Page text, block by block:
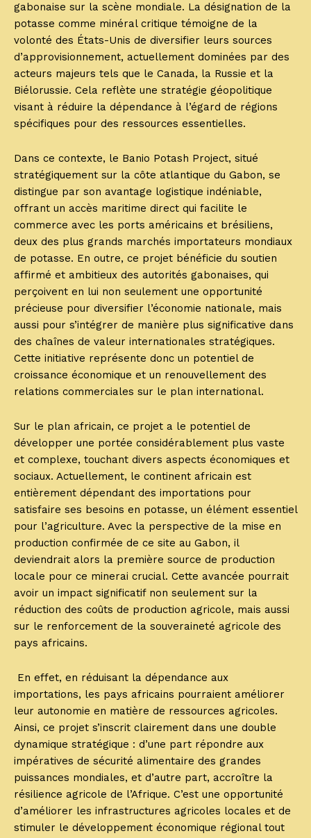
gabonaise sur la scène mondiale. La désignation de la
potasse comme minéral critique témoigne de la
volonté des États-Unis de diversifier leurs sources
d’approvisionnement, actuellement dominées par des
acteurs majeurs tels que le Canada, la Russie et la
Biélorussie. Cela reflète une stratégie géopolitique
visant à réduire la dépendance à l’égard de régions
spécifiques pour des ressources essentielles.
Dans ce contexte, le Banio Potash Project, situé
stratégiquement sur la côte atlantique du Gabon, se
distingue par son avantage logistique indéniable,
offrant un accès maritime direct qui facilite le
commerce avec les ports américains et brésiliens,
deux des plus grands marchés importateurs mondiaux
de potasse. En outre, ce projet bénéficie du soutien
affirmé et ambitieux des autorités gabonaises, qui
perçoivent en lui non seulement une opportunité
précieuse pour diversifier l’économie nationale, mais
aussi pour s’intégrer de manière plus significative dans
des chaînes de valeur internationales stratégiques.
Cette initiative représente donc un potentiel de
croissance économique et un renouvellement des
relations commerciales sur le plan international.
Sur le plan africain, ce projet a le potentiel de
développer une portée considérablement plus vaste
et complexe, touchant divers aspects économiques et
sociaux. Actuellement, le continent africain est
entièrement dépendant des importations pour
satisfaire ses besoins en potasse, un élément essentiel
pour l’agriculture. Avec la perspective de la mise en
production confirmée de ce site au Gabon, il
deviendrait alors la première source de production
locale pour ce minerai crucial. Cette avancée pourrait
avoir un impact significatif non seulement sur la
réduction des coûts de production agricole, mais aussi
sur le renforcement de la souveraineté agricole des
pays africains.
En effet, en réduisant la dépendance aux
importations, les pays africains pourraient améliorer
leur autonomie en matière de ressources agricoles.
Ainsi, ce projet s’inscrit clairement dans une double
dynamique stratégique : d’une part répondre aux
impératives de sécurité alimentaire des grandes
puissances mondiales, et d’autre part, accroître la
résilience agricole de l’Afrique. C’est une opportunité
d’améliorer les infrastructures agricoles locales et de
stimuler le développement économique régional tout